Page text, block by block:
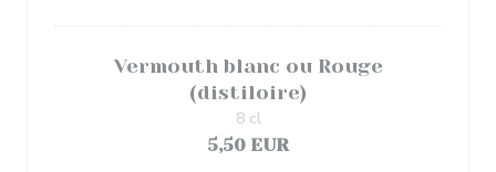
Vermouth blanc ou Rouge
(distiloire)
5,50 EUR
8 cl